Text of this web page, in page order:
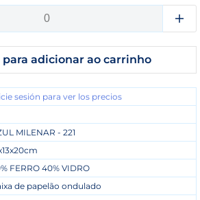
para adicionar ao carrinho
sesión para ver los precios
MILENAR - 221
FERRO 40% VIDRO
de papelão ondulado